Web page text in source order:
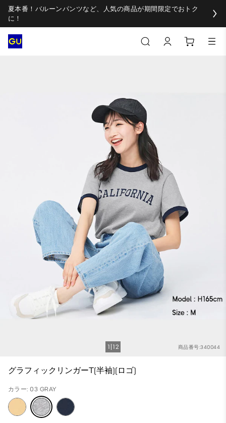
夏本番！バルーンパンツなど、人気の商品が期間限定でおトク
に！
商品番号:340044
1 12
グラフィックリンガーT(半袖)(ロゴ)
カラー: 03 GRAY